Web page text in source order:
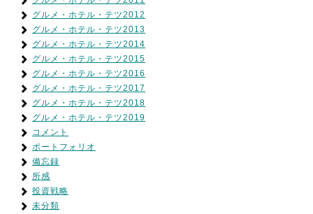
グルメ・ホテル・テツ2012
グルメ・ホテル・テツ2013
グルメ・ホテル・テツ2014
グルメ・ホテル・テツ2015
グルメ・ホテル・テツ2016
グルメ・ホテル・テツ2017
グルメ・ホテル・テツ2018
グルメ・ホテル・テツ2019
コメント
ポートフォリオ
備忘録
所感
投資戦略
未分類